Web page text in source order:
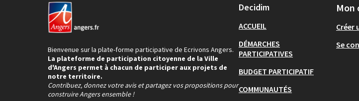
Bienvenue sur la plate-forme participative de Ecrivons Angers.
La plateforme de participation citoyenne de la Ville
d'Angers permet à chacun de participer aux projets de
notre territoire.
Contribuez, donnez votre avis et partagez vos propositions pour
construire Angers ensemble !
Decidim
ACCUEIL
DÉMARCHES
PARTICIPATIVES
BUDGET PARTICIPATIF
COMMUNAUTÉS
Mon
Créer
Se